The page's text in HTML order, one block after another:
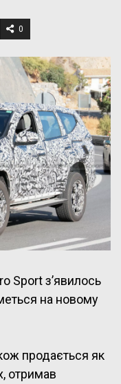
0
Sport з’явилось
на новому
продається як
отримав